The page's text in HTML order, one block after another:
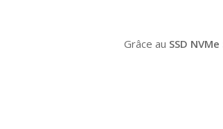
Grâce au SSD